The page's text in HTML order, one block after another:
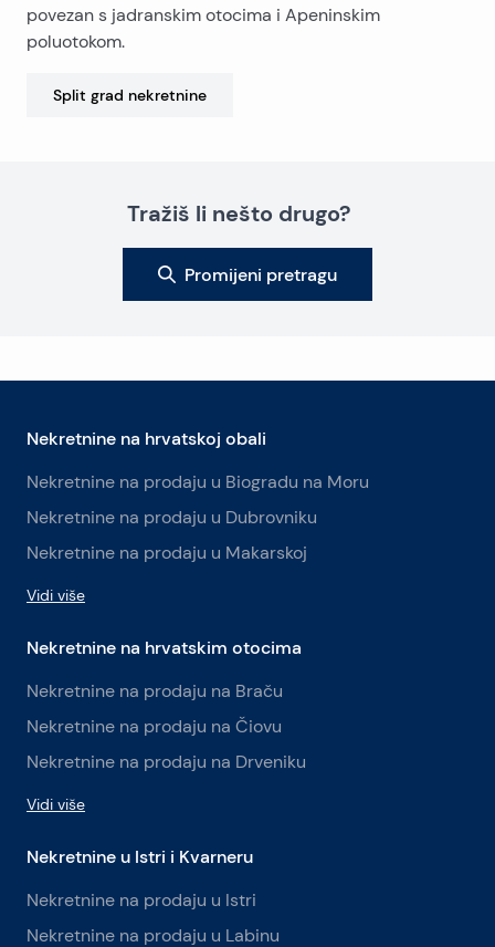
povezan s jadranskim otocima i Apeninskim
poluotokom.
Split grad nekretnine
Tražiš li nešto drugo?
Promijeni pretragu
Nekretnine na hrvatskoj obali
Nekretnine na prodaju u Biogradu na Moru
Nekretnine na prodaju u Dubrovniku
Nekretnine na prodaju u Makarskoj
Vidi više
Nekretnine na hrvatskim otocima
Nekretnine na prodaju na Braču
Nekretnine na prodaju na Čiovu
Nekretnine na prodaju na Drveniku
Vidi više
Nekretnine u Istri i Kvarneru
Nekretnine na prodaju u Istri
Nekretnine na prodaju u Labinu